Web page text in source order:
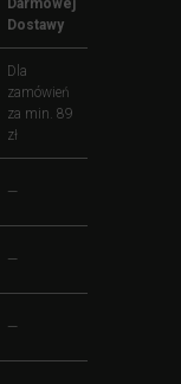
Dostawy
Dla
zamówień
za min. 89
zł
—
—
—